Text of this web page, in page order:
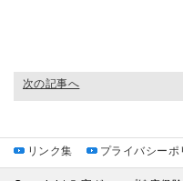
次の記事へ
リンク集 プライバシーポ